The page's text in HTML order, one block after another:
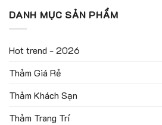
DANH MỤC SẢN PHẨM
Hot trend - 2026
Thảm Giá Rẻ
Thảm Khách Sạn
Thảm Trang Trí